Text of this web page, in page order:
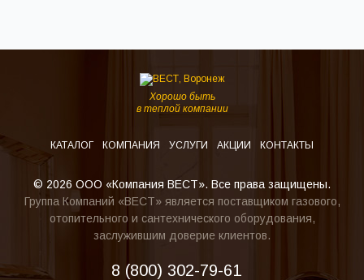
Хорошо быть
в теплой компании
КАТАЛОГ КОМПАНИЯ УСЛУГИ АКЦИИ КОНТАКТЫ
© 2026 ООО «Компания ВЕСТ». Все права защищены.
Группа Компаний «ВЕСТ» является поставщиком газового,
отопительного и сантехнического оборудования,
заслужившим доверие клиентов.
8 (800) 302-79-61